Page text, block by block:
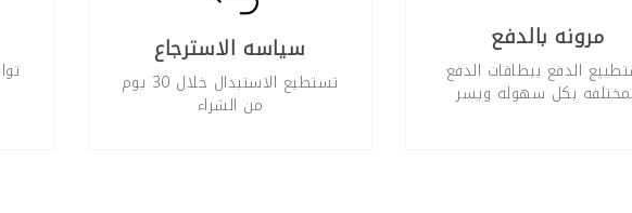
مرونه بالدفع
الدفع ببطاقات الدفع
بكل سهوله ويسر
سياسه الاسترجاع
تستطيع الاستبدال خلال 30 يوم
من الشراء